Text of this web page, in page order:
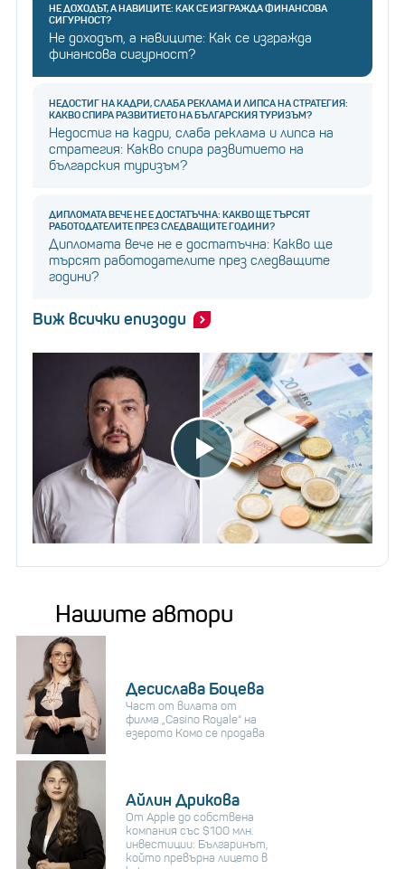
НЕ ДОХОДЪТ, А НАВИЦИТЕ: КАК СЕ ИЗГРАЖДА ФИНАНСОВА
СИГУРНОСТ?
Не доходът, а навиците: Как се изгражда
финансова сигурност?
НЕДОСТИГ НА КАДРИ, СЛАБА РЕКЛАМА И ЛИПСА НА СТРАТЕГИЯ:
КАКВО СПИРА РАЗВИТИЕТО НА БЪЛГАРСКИЯ ТУРИЗЪМ?
Недостиг на кадри, слаба реклама и липса на
стратегия: Какво спира развитието на
българския туризъм?
ДИПЛОМАТА ВЕЧЕ НЕ Е ДОСТАТЪЧНА: КАКВО ЩЕ ТЪРСЯТ
РАБОТОДАТЕЛИТЕ ПРЕЗ СЛЕДВАЩИТЕ ГОДИНИ?
Дипломата вече не е достатъчна: Какво ще
търсят работодателите през следващите
години?
Виж всички епизоди
Нашите автори
Десислава Боцева
Част от вилата от
филма „Casino Royale“ на
езерото Комо се продава
Айлин Дрикова
От Apple до собствена
компания със $100 млн.
инвестиции: Българинът,
който превърна лицето в